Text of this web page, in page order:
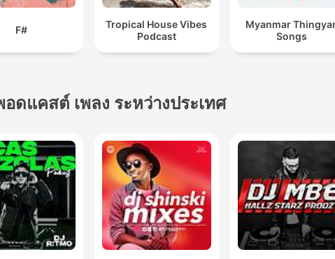
F#
Tropical House Vibes
Podcast
Myanmar
Songs
อดแคสต์ เพลง ระหว่างประเทศ